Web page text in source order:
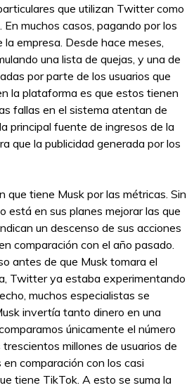
que utilizan Twitter como
muchos casos, pagando por los
empresa. Desde hace meses,
una lista de quejas, y una de
por parte de los usuarios que
la plataforma es que estos tienen
fallas en el sistema atentan de
principal fuente de ingresos de la
que la publicidad generada por los
que tiene Musk por las métricas. Sin
está en sus planes mejorar las que
un descenso de sus acciones
comparación con el año pasado.
antes de que Musk tomara el
Twitter ya estaba experimentando
muchos especialistas se
invertía tanto dinero en una
únicamente el número
millones de usuarios de
comparación con los casi
tiene TikTok. A esto se suma la